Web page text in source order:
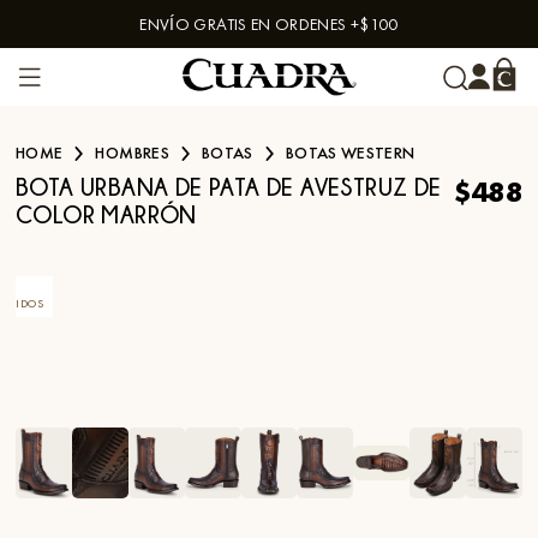
Skip to contentENVÍO GRATIS EN ORDENES +$100
HOME HOMBRES BOTAS BOTAS WESTERN
BOTA URBANA DE PATA DE AVESTRUZ DE
COLOR MARRÓN
$488